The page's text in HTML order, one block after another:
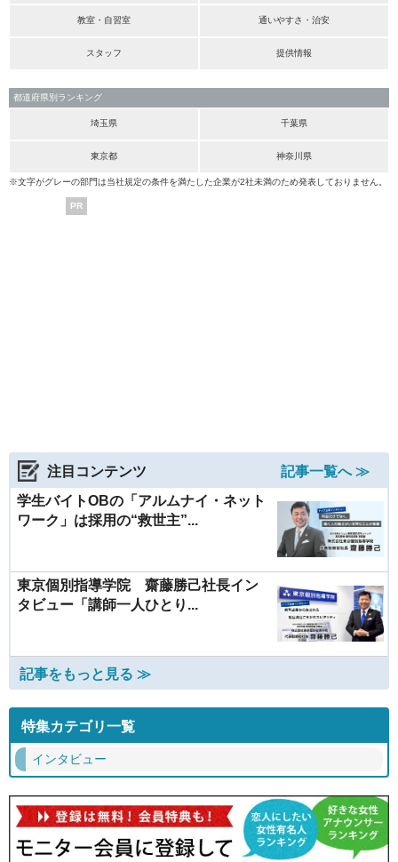
教室・自習室 通いやすさ・治安
スタッフ 提供情報
都道府県別ランキング
埼玉県 千葉県
東京都 神奈川県
※文字がグレーの部門は当社規定の条件を満たした企業が2社未満のため発表しておりません。
PR
注目コンテンツ
記事一覧へ ≫
学生バイトOBの「アルムナイ・ネット
ワーク」は採用の“救世主”...
東京個別指導学院 齋藤勝己社長イン
タビュー「講師一人ひとり...
記事をもっと見る ≫
特集カテゴリ一覧
インタビュー